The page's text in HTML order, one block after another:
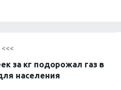
<<<
за кг подорожал газ в
населения